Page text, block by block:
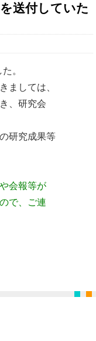
送付していた
。
しては、
、研究会
研究成果等
会報等が
で、ご連